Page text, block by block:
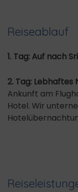
Reiseablauf
1. Tag: Auf nach
2. Tag: Lebhaftes
Ankunft am
Hotel. Wir